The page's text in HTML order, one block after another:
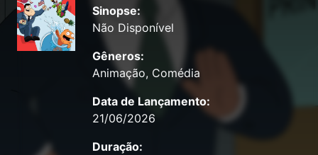
Sinopse:
Não Disponível
Gêneros:
Animação, Comédia
Data de Lançamento:
21/06/2026
Duração: